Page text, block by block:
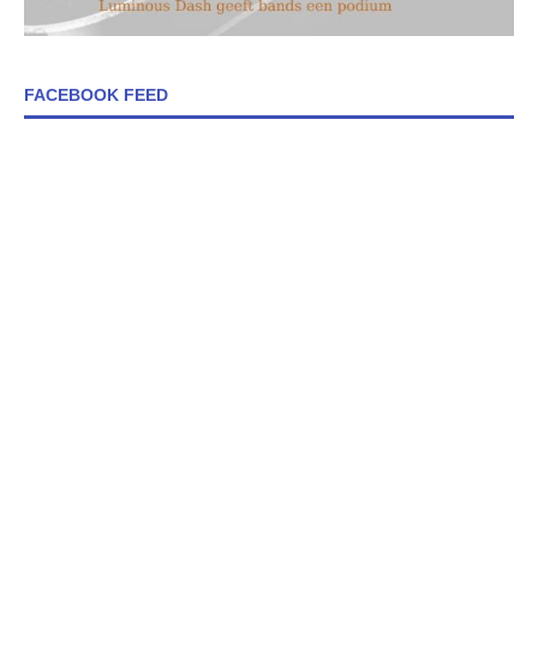
FACEBOOK FEED